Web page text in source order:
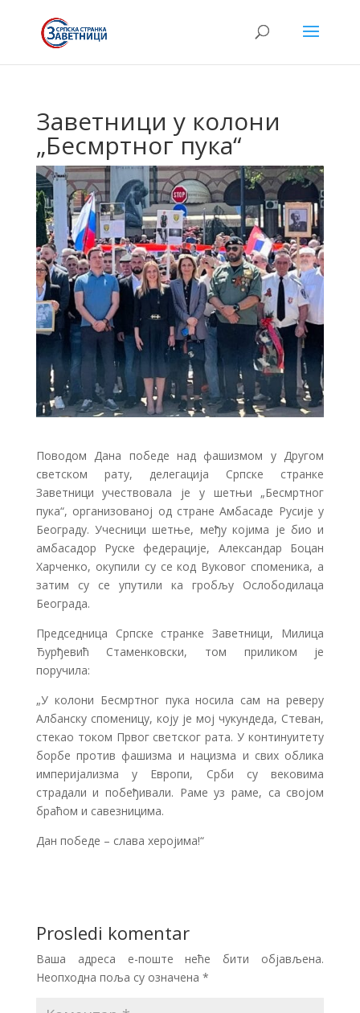
Заветници у колони
„Бесмртног пука“
Поводом Дана победе над фашизмом у Другом
светском рату, делегација Српске странке
Заветници учествовала је у шетњи „Бесмртног
пука“, организованој од стране Амбасаде Русије у
Београду. Учесници шетње, међу којима је био и
амбасадор Руске федерације, Александар Боцан
Харченко, окупили су се код Вуковог споменика, а
затим су се упутили ка гробљу Ослободилаца
Београда.
Председница Српске странке Заветници, Милица
Ђурђевић Стаменковски, том приликом је
поручила:
„У колони Бесмртног пука носила сам на реверу
Албанску споменицу, коју је мој чукундеда, Стеван,
стекао током Првог светског рата. У континуитету
борбе против фашизма и нацизма и свих облика
империјализма у Европи, Срби су вековима
страдали и побеђивали. Раме уз раме, са својом
браћом и савезницима.
Дан победе – слава херојима!“
Prosledi komentar
Ваша адреса е-поште неће бити објављена.
Неопходна поља су означена *